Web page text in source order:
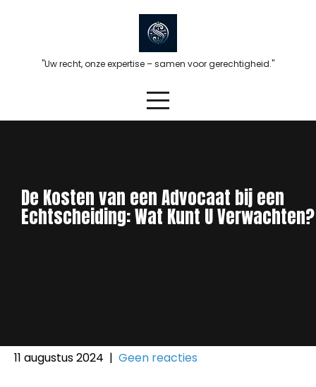
"Uw recht, onze expertise – samen voor gerechtigheid."
De Kosten van een Advocaat bij een
Echtscheiding: Wat Kunt U Verwachten?
11 augustus 2024 | Geen reacties